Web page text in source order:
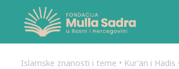
Islamske znanosti i teme • Kur'an i Hadis